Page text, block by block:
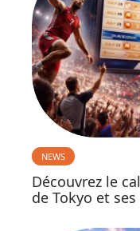
NEWS
Découvrez le
de Tokyo et